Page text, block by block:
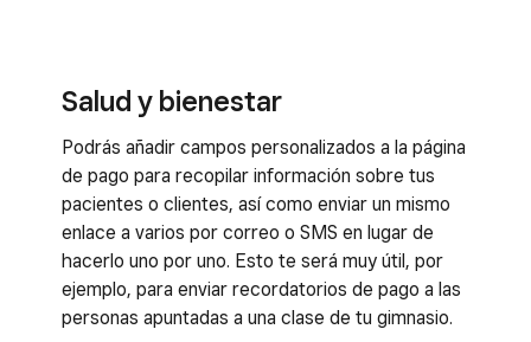
Salud y bienestar
Podrás añadir campos personalizados a la página
de pago para recopilar información sobre tus
pacientes o clientes, así como enviar un mismo
enlace a varios por correo o SMS en lugar de
hacerlo uno por uno. Esto te será muy útil, por
ejemplo, para enviar recordatorios de pago a las
personas apuntadas a una clase de tu gimnasio.